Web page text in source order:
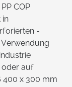
COP
in
-
oder auf
400 x 300 mm